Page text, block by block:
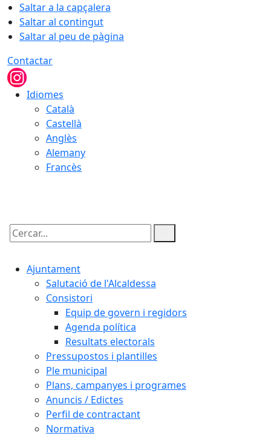
Saltar a la capçalera
Saltar al contingut
Saltar al peu de pàgina
Contactar
Idiomes
Català
Castellà
Anglès
Alemany
Francès
Cercar:
Ajuntament
Salutació de l'Alcaldessa
Consistori
Equip de govern i regidors
Agenda política
Resultats electorals
Pressupostos i plantilles
Ple municipal
Plans, campanyes i programes
Anuncis / Edictes
Perfil de contractant
Normativa